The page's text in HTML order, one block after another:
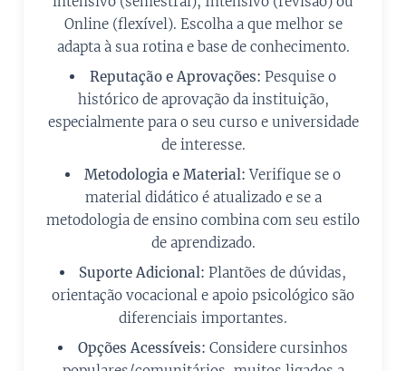
Online (flexível). Escolha a que melhor se
adapta à sua rotina e base de conhecimento.
Reputação e Aprovações: Pesquise o
histórico de aprovação da instituição,
especialmente para o seu curso e universidade
de interesse.
Metodologia e Material: Verifique se o
material didático é atualizado e se a
metodologia de ensino combina com seu estilo
de aprendizado.
Suporte Adicional: Plantões de dúvidas,
orientação vocacional e apoio psicológico são
diferenciais importantes.
Opções Acessíveis: Considere cursinhos